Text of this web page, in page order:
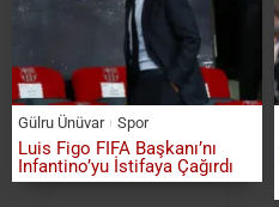
Gülru Ünüvar Spor
Luis Figo FIFA Başkanı’nı
Infantino’yu İstifaya Çağırdı